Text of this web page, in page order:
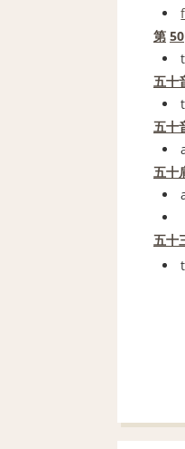
第 50
五十
五十
五十
五十